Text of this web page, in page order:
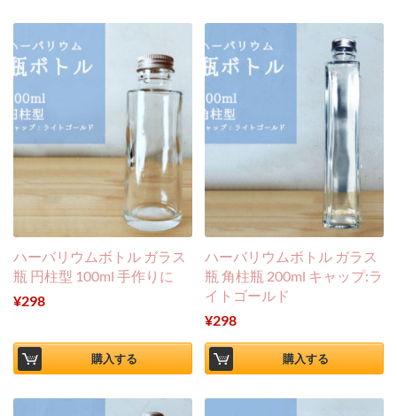
ハーバリウムボトル ガラス
瓶 円柱型 100ml 手作りに
¥298
購入する
ハーバリウムボトル ガラス
瓶 角柱瓶 200ml キャップ:ラ
イトゴールド
¥298
購入する